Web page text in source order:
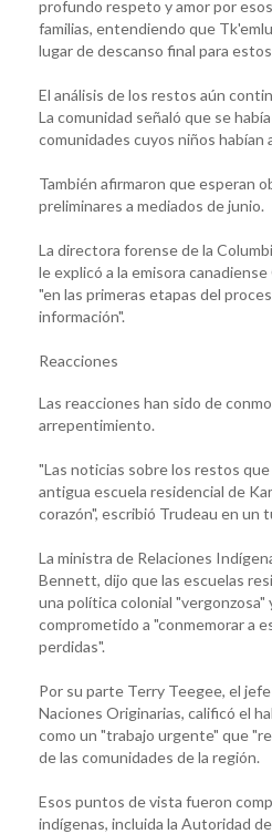
profundo respeto y amor por
familias, entendiendo que
lugar de descanso final para
El análisis de los restos aún
La comunidad señaló que se
comunidades cuyos niños habían
También afirmaron que esperan
preliminares a mediados de junio.
La directora forense de la
le explicó a la emisora
"en las primeras etapas del
información".
Reacciones
Las reacciones han sido de
arrepentimiento.
"Las noticias sobre los restos
antigua escuela residencial de
corazón", escribió Trudeau en un
La ministra de Relaciones
Bennett, dijo que las escuelas
una política colonial
comprometido a "conmemorar a
perdidas".
Por su parte Terry Teegee, el
Naciones Originarias, calificó el
como un "trabajo urgente" que
de las comunidades de la región.
Esos puntos de vista fueron
indígenas, incluida la Autoridad